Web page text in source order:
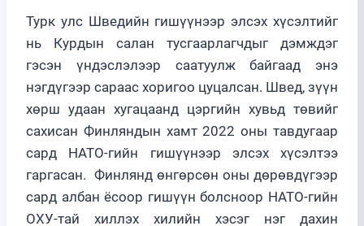
Турк улс Шведийн гишүүнээр элсэх хүсэлтийг
нь Курдын салан тусгаарлагчдыг дэмждэг
гэсэн үндэслэлээр саатуулж байгаад энэ
нэгдүгээр сараас хоригоо цуцалсан. Швед, зүүн
хөрш удаан хугацаанд цэргийн хувьд төвийг
сахисан Финляндын хамт 2022 оны тавдугаар
сард НАТО-гийн гишүүнээр элсэх хүсэлтээ
гаргасан. Финлянд өнгөрсөн оны дөрөвдүгээр
сард албан ёсоор гишүүн болсноор НАТО-гийн
ОХУ-тай хиллэх хилийн хэсэг нэг дахин